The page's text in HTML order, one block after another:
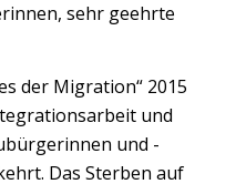
sehr geehrte
der Migration“ 2015
und
und -
Das Sterben auf